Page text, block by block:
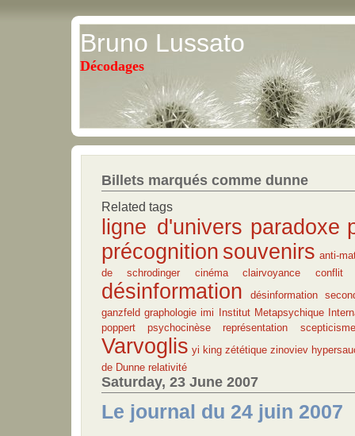
Bruno Lussato
Décodages
Billets marqués comme dunne
Related tags
ligne d'univers paradoxe
précognition souvenirs anti-
de schrodinger
cinéma clairvoyance conflit
désinformation
désinformation
ganzfeld graphologie imi
Institut Metapsychique
poppert
psychocinèse représentation scepticisme
Varvoglis yi king zététique zinoviev
de Dunne relativité
Saturday, 23 June 2007
Le journal du 24 juin 2007